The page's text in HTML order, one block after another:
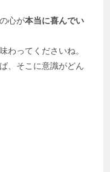
心が本当に喜んでい
わってくださいね。
、そこに意識がどん